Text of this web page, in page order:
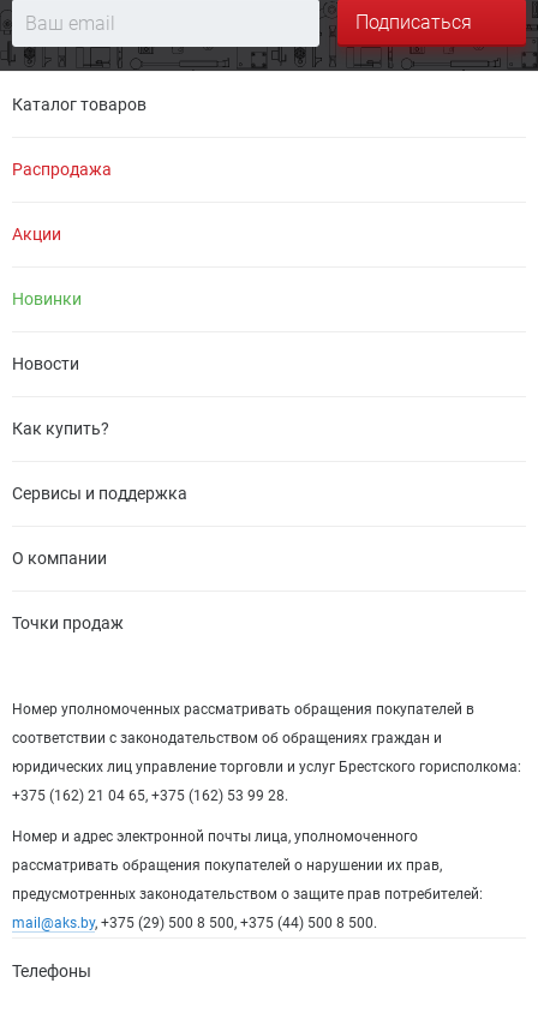
Подписаться
Каталог товаров
Распродажа
Акции
Новинки
Новости
Как купить?
Сервисы и поддержка
О компании
Точки продаж
Номер уполномоченных рассматривать обращения покупателей в
соответствии с законодательством об обращениях граждан и
юридических лиц управление торговли и услуг Брестского горисполкома:
+375 (162) 21 04 65, +375 (162) 53 99 28.
Номер и адрес электронной почты лица, уполномоченного
рассматривать обращения покупателей о нарушении их прав,
предусмотренных законодательством о защите прав потребителей:
mail@aks.by, +375 (29) 500 8 500, +375 (44) 500 8 500.
Телефоны